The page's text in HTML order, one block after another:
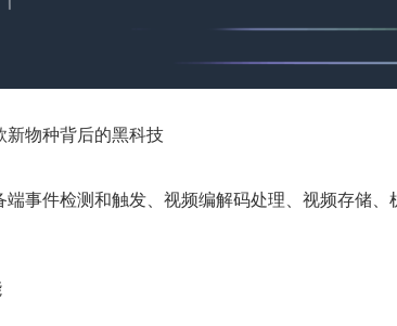
新物种背后的黑科技
事件检测和触发、视频编解码处理、视频存储、